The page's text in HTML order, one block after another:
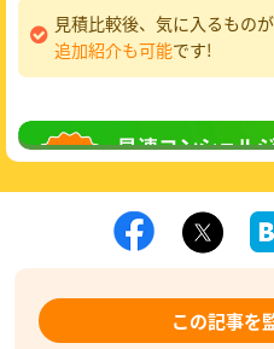
見積比較後、気に入るもの
追加紹介も可能です!
この記事を